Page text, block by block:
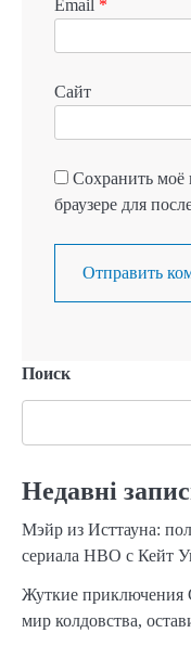
Email *
Сайт
Сохранить моё
браузере для
Поиск
Недавні
Мэйр из Исттауна:
сериала HBO с Кейт
Жуткие
мир колдовства,